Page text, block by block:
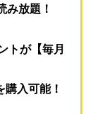
み放題！
トが【毎月
入可能！